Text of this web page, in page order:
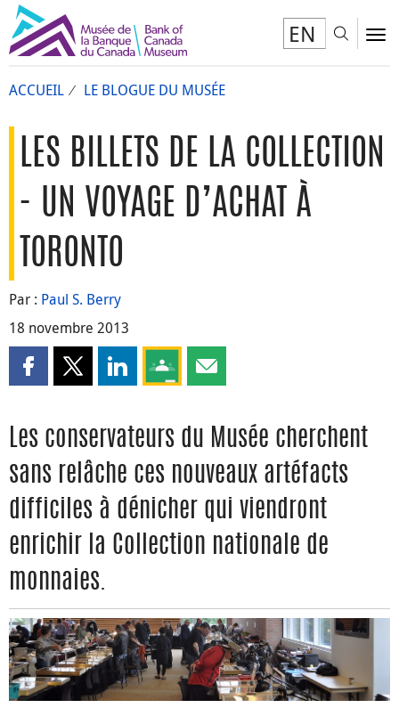
EN
ACCUEIL LE BLOGUE DU MUSÉE
LES BILLETS DE LA COLLECTION
- UN VOYAGE D’ACHAT À
TORONTO
Par : Paul S. Berry
18 novembre 2013
Partager cette page sur Facebook
Partager cette page sur X
Partager cette page sur LinkedIn
Partagez cette page sur Google
Partager cette page par
Les conservateurs du Musée cherchent
sans relâche ces nouveaux artéfacts
difficiles à dénicher qui viendront
enrichir la Collection nationale de
monnaies.